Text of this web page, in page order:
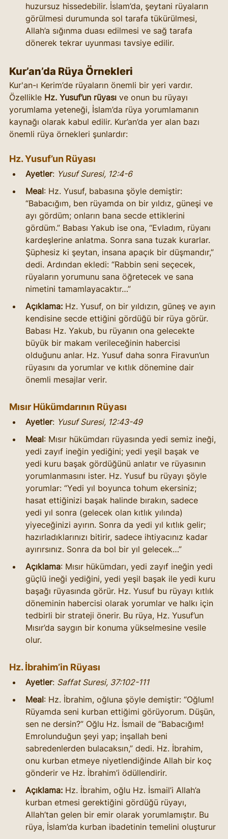
huzursuz hissedebilir. İslam’da, şeytani rüyaların
görülmesi durumunda sol tarafa tükürülmesi,
Allah’a sığınma duası edilmesi ve sağ tarafa
dönerek tekrar uyunması tavsiye edilir.
Kur’an’da Rüya Örnekleri
Kur'an-ı Kerim’de rüyaların önemli bir yeri vardır.
Özellikle Hz. Yusuf’un rüyası ve onun bu rüyayı
yorumlama yeteneği, İslam’da rüya yorumlamanın
kaynağı olarak kabul edilir. Kur’an’da yer alan bazı
önemli rüya örnekleri şunlardır:
Hz. Yusuf’un Rüyası
Ayetler: Yusuf Suresi, 12:4-6
Meal: Hz. Yusuf, babasına şöyle demiştir:
“Babacığım, ben rüyamda on bir yıldız, güneşi ve
ayı gördüm; onların bana secde ettiklerini
gördüm.” Babası Yakub ise ona, “Evladım, rüyanı
kardeşlerine anlatma. Sonra sana tuzak kurarlar.
Şüphesiz ki şeytan, insana apaçık bir düşmandır,”
dedi. Ardından ekledi: “Rabbin seni seçecek,
rüyaların yorumunu sana öğretecek ve sana
nimetini tamamlayacaktır…”
Açıklama: Hz. Yusuf, on bir yıldızın, güneş ve ayın
kendisine secde ettiğini gördüğü bir rüya görür.
Babası Hz. Yakub, bu rüyanın ona gelecekte
büyük bir makam verileceğinin habercisi
olduğunu anlar. Hz. Yusuf daha sonra Firavun’un
rüyasını da yorumlar ve kıtlık dönemine dair
önemli mesajlar verir.
Mısır Hükümdarının Rüyası
Ayetler: Yusuf Suresi, 12:43-49
Meal: Mısır hükümdarı rüyasında yedi semiz ineği,
yedi zayıf ineğin yediğini; yedi yeşil başak ve
yedi kuru başak gördüğünü anlatır ve rüyasının
yorumlanmasını ister. Hz. Yusuf bu rüyayı şöyle
yorumlar: “Yedi yıl boyunca tohum ekersiniz;
hasat ettiğinizi başak halinde bırakın, sadece
yedi yıl sonra (gelecek olan kıtlık yılında)
yiyeceğinizi ayırın. Sonra da yedi yıl kıtlık gelir;
hazırladıklarınızı bitirir, sadece ihtiyacınız kadar
ayırırsınız. Sonra da bol bir yıl gelecek…”
Açıklama: Mısır hükümdarı, yedi zayıf ineğin yedi
güçlü ineği yediğini, yedi yeşil başak ile yedi kuru
başağı rüyasında görür. Hz. Yusuf bu rüyayı kıtlık
döneminin habercisi olarak yorumlar ve halkı için
tedbirli bir strateji önerir. Bu rüya, Hz. Yusuf’un
Mısır’da saygın bir konuma yükselmesine vesile
olur.
Hz. İbrahim’in Rüyası
Ayetler: Saffat Suresi, 37:102-111
Meal: Hz. İbrahim, oğluna şöyle demiştir: “Oğlum!
Rüyamda seni kurban ettiğimi görüyorum. Düşün,
sen ne dersin?” Oğlu Hz. İsmail de “Babacığım!
Emrolunduğun şeyi yap; inşallah beni
sabredenlerden bulacaksın,” dedi. Hz. İbrahim,
onu kurban etmeye niyetlendiğinde Allah bir koç
gönderir ve Hz. İbrahim’i ödüllendirir.
Açıklama: Hz. İbrahim, oğlu Hz. İsmail’i Allah’a
kurban etmesi gerektiğini gördüğü rüyayı,
Allah’tan gelen bir emir olarak yorumlamıştır. Bu
rüya, İslam’da kurban ibadetinin temelini oluşturur